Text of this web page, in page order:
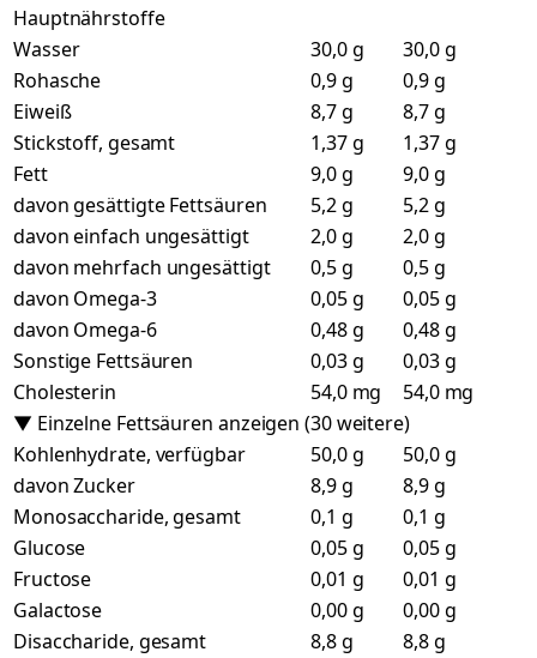
Hauptnährstoffe
Wasser
30,0 g
30,0 g
Rohasche
0,9 g
0,9 g
Eiweiß
8,7 g
8,7 g
Stickstoff, gesamt
1,37 g
1,37 g
Fett
9,0 g
9,0 g
davon gesättigte Fettsäuren
5,2 g
5,2 g
davon einfach ungesättigt
2,0 g
2,0 g
davon mehrfach ungesättigt
0,5 g
0,5 g
davon Omega-3
0,05 g
0,05 g
davon Omega-6
0,48 g
0,48 g
Sonstige Fettsäuren
0,03 g
0,03 g
Cholesterin
54,0 mg
54,0 mg
▼ Einzelne Fettsäuren anzeigen (30 weitere)
Kohlenhydrate, verfügbar
50,0 g
50,0 g
davon Zucker
8,9 g
8,9 g
Monosaccharide, gesamt
0,1 g
0,1 g
Glucose
0,05 g
0,05 g
Fructose
0,01 g
0,01 g
Galactose
0,00 g
0,00 g
Disaccharide, gesamt
8,8 g
8,8 g